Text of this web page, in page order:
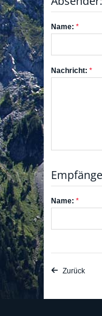
Name:
Nachricht:
Name:
Zurück